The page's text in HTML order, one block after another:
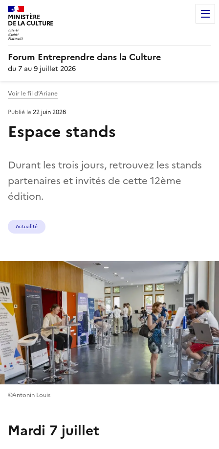
MINISTÈRE
DE LA CULTURE
Forum Entreprendre dans la Culture
du 7 au 9 juillet 2026
Voir le fil d’Ariane
Espace stands
Durant les trois jours, retrouvez les stands
partenaires et invités de cette 12ème
édition.
Publié le22 juin 2026
Actualité
©Antonin Louis
Mardi 7 juillet